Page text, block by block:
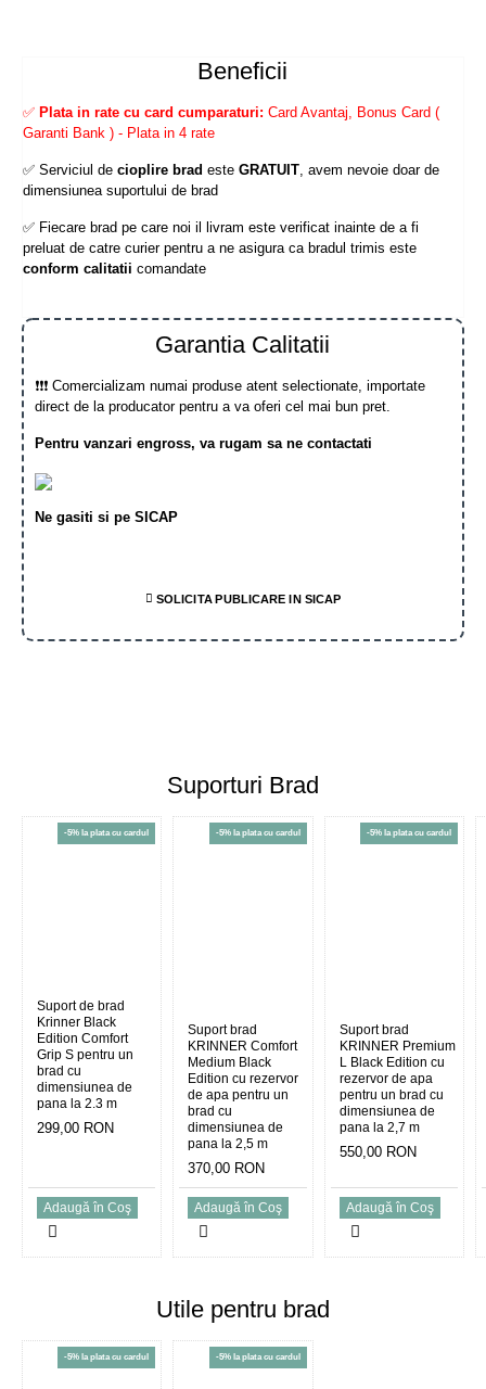
Beneficii
✅ Plata in rate cu card cumparaturi: Card Avantaj, Bonus Card (
Garanti Bank ) - Plata in 4 rate
✅ Serviciul de cioplire brad este GRATUIT, avem nevoie doar de
dimensiunea suportului de brad
✅ Fiecare brad pe care noi il livram este verificat inainte de a fi
preluat de catre curier pentru a ne asigura ca bradul trimis este
conform calitatii comandate
Garantia Calitatii
❗❗❗ Comercializam numai produse atent selectionate, importate
direct de la producator pentru a va oferi cel mai bun pret.
Pentru vanzari engross, va rugam sa ne contactati
Ne gasiti si pe SICAP
SOLICITA PUBLICARE IN SICAP
Suporturi Brad
-5% la plata cu cardul
Suport de brad
Krinner Black
Edition Comfort
Grip S pentru un
brad cu
dimensiunea de
pana la 2.3 m
299,00 RON
Adaugă în Coş
-5% la plata cu cardul
Suport brad
KRINNER Comfort
Medium Black
Edition cu rezervor
de apa pentru un
brad cu
dimensiunea de
pana la 2,5 m
370,00 RON
Adaugă în Coş
-5% la plata cu cardul
Suport brad
KRINNER Premium
L Black Edition cu
rezervor de apa
pentru un brad cu
dimensiunea de
pana la 2,7 m
550,00 RON
Adaugă în Coş
Utile pentru brad
-5% la plata cu cardul -5% la plata cu cardul